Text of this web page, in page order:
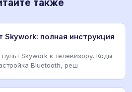
также
Skywork: полная инструкция
Skywork к телевизору. Коды
Bluetooth, реш